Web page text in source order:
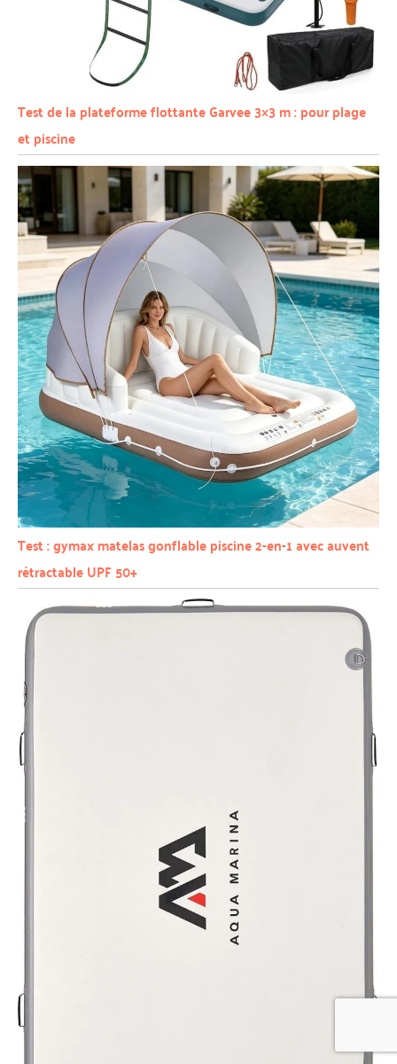
Test de la plateforme flottante Garvee 3×3 m : pour plage
et piscine
Test : gymax matelas gonflable piscine 2-en-1 avec auvent
rétractable UPF 50+